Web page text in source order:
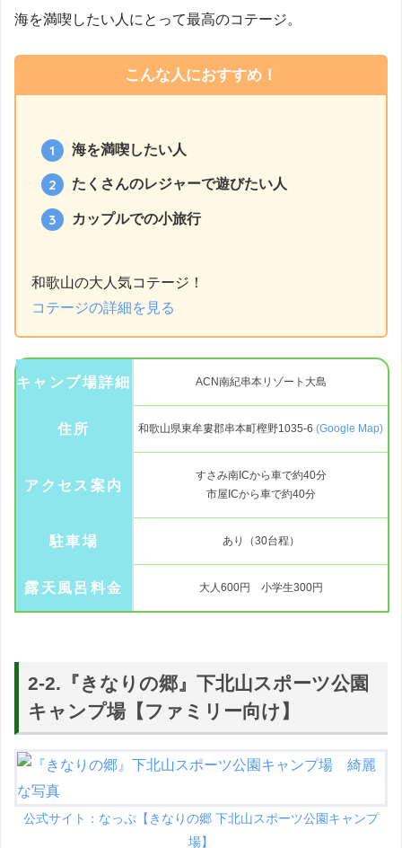
海を満喫したい人にとって最高のコテージ。
こんな人におすすめ！
海を満喫したい人
たくさんのレジャーで遊びたい人
カップルでの小旅行
和歌山の大人気コテージ！
コテージの詳細を見る
キャンプ場詳細 ACN南紀串本リゾート大島
住所 和歌山県東牟婁郡串本町樫野1035-6 (Google Map)
アクセス案内
すさみ南ICから車で約40分
市屋ICから車で約40分
駐車場 あり（30台程）
露天風呂料金 大人600円 小学生300円
2-2.『きなりの郷』下北山スポーツ公園
キャンプ場【ファミリー向け】
公式サイト：なっぷ【きなりの郷 下北山スポーツ公園キャンプ
場】